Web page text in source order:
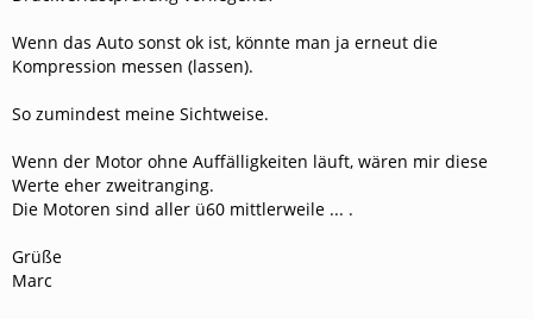
Wenn das Auto sonst ok ist, könnte man ja erneut die
Kompression messen (lassen).
So zumindest meine Sichtweise.
Wenn der Motor ohne Auffälligkeiten läuft, wären mir diese
Werte eher zweitranging.
Die Motoren sind aller ü60 mittlerweile ... .
Grüße
Marc